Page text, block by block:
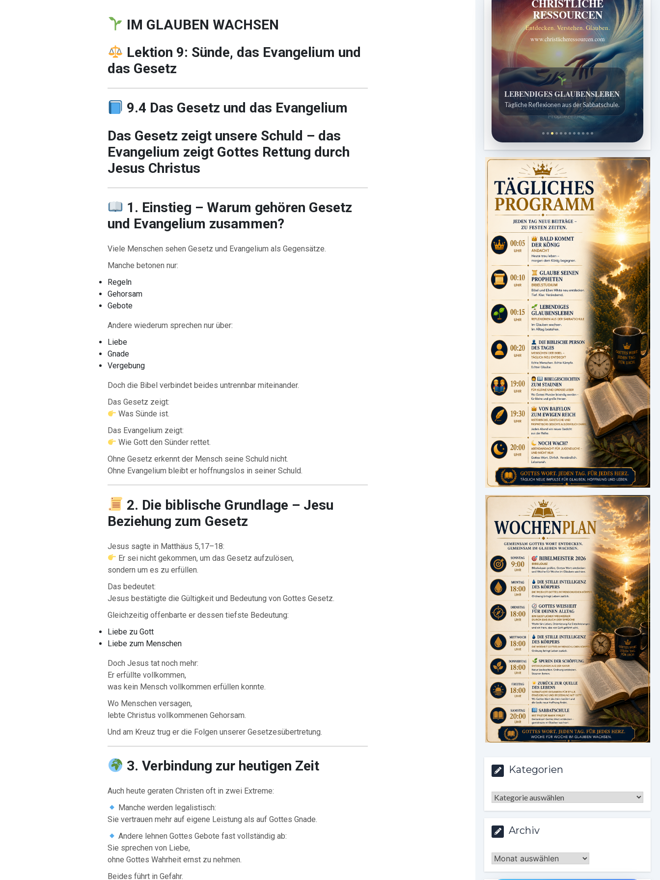
IM GLAUBEN WACHSEN
Lektion 9: Sünde, das Evangelium und
das Gesetz
9.4 Das Gesetz und das Evangelium
Das Gesetz zeigt unsere Schuld – das
Evangelium zeigt Gottes Rettung durch
Jesus Christus
1. Einstieg – Warum gehören Gesetz
und Evangelium zusammen?
Viele Menschen sehen Gesetz und Evangelium als Gegensätze.
Manche betonen nur:
Regeln
Gehorsam
Gebote
Andere wiederum sprechen nur über:
Liebe
Gnade
Vergebung
Doch die Bibel verbindet beides untrennbar miteinander.
Das Gesetz zeigt:
Was Sünde ist.
Das Evangelium zeigt:
Wie Gott den Sünder rettet.
Ohne Gesetz erkennt der Mensch seine Schuld nicht.
Ohne Evangelium bleibt er hoffnungslos in seiner Schuld.
2. Die biblische Grundlage – Jesu
Beziehung zum Gesetz
Jesus sagte in Matthäus 5,17–18:
Er sei nicht gekommen, um das Gesetz aufzulösen,
sondern um es zu erfüllen.
Das bedeutet:
Jesus bestätigte die Gültigkeit und Bedeutung von Gottes Gesetz.
Gleichzeitig offenbarte er dessen tiefste Bedeutung:
Liebe zu Gott
Liebe zum Menschen
Doch Jesus tat noch mehr:
Er erfüllte vollkommen,
was kein Mensch vollkommen erfüllen konnte.
Wo Menschen versagen,
lebte Christus vollkommenen Gehorsam.
Und am Kreuz trug er die Folgen unserer Gesetzesübertretung.
3. Verbindung zur heutigen Zeit
Auch heute geraten Christen oft in zwei Extreme:
Manche werden legalistisch:
Sie vertrauen mehr auf eigene Leistung als auf Gottes Gnade.
Andere lehnen Gottes Gebote fast vollständig ab:
Sie sprechen von Liebe,
ohne Gottes Wahrheit ernst zu nehmen.
Beides führt in Gefahr.
CHRISTLICHE
RESSOURCEN
Entdecken. Verstehen. Glauben.
www.christlicheressourcen.com
LEBENDIGES GLAUBENSLEBEN
Tägliche Reflexionen aus der Sabbatschule.
Kategorien
Kategorien
Archiv
Archiv